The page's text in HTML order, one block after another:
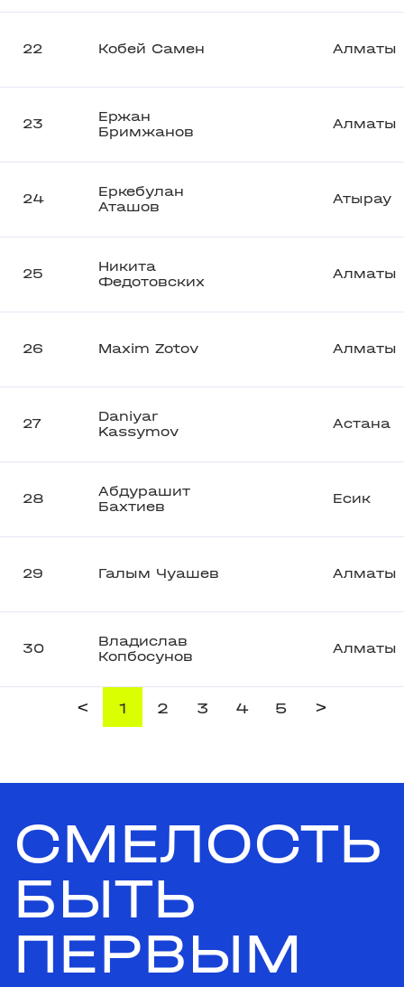
22 Кобей Самен Алматы
23
Ержан
Бримжанов
Алматы
24
Еркебулан
Аташов
Атырау
25
Никита
Федотовских
Алматы
26 Maxim Zotov Алматы
27
Daniyar
Kassymov
Астана
28
Абдурашит
Бахтиев
Есик
29 Галым Чуашев Алматы
30
Владислав
Копбосунов
Алматы
< 1 2 3 4 5 >
СМЕЛОСТЬ
БЫТЬ
ПЕРВЫМ